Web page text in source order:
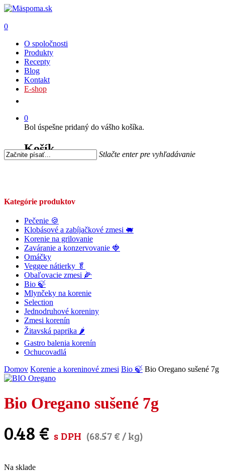
0
O spoločnosti
Produkty
Recepty
Blog
Kontakt
E-shop
0
Bol úspešne pridaný do vášho košíka.
Košík Stlačte enter pre vyhľadávanie
Kategórie produktov
Pečenie 🍪
Klobásové a zabíjačkové zmesi 🐖
Korenie na grilovanie
Zaváranie a konzervovanie 🍓
Omáčky
Veggee nátierky 🥬
Obaľovacie zmesi 🌽
Bio 🍃
Mlynčeky na korenie
Selection
Jednodruhové koreniny
Zmesi korenín
Žitavská paprika 🌶
Gastro balenia korenín
Ochucovadlá
Domov Korenie a koreninové zmesi Bio 🍃 Bio Oregano sušené 7g
Bio Oregano sušené 7g
0.48 € s DPH (68.57€ / kg)
Na sklade